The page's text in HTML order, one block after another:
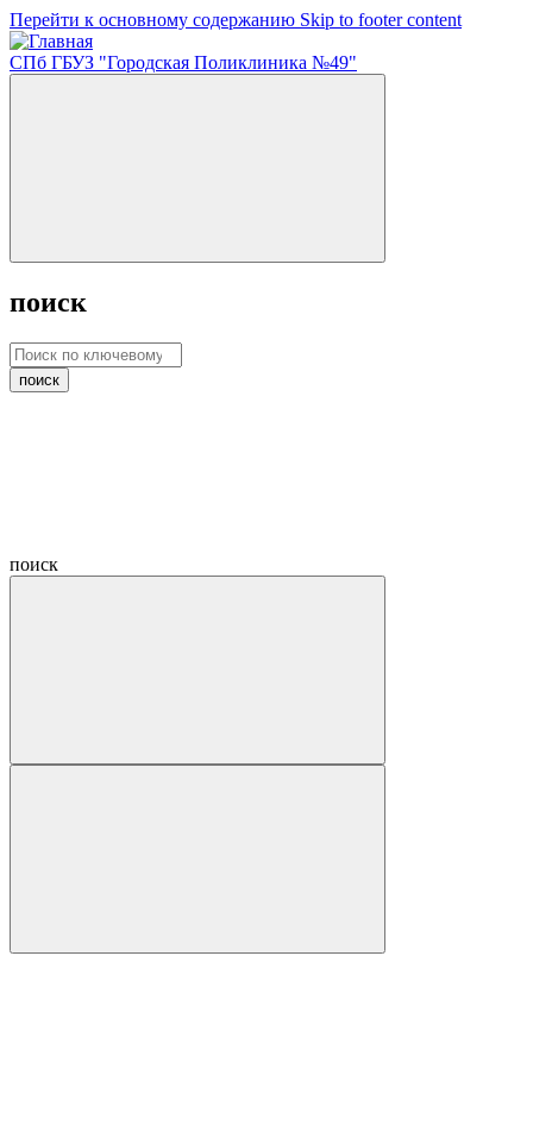
Перейти к основному содержанию Skip to footer content
СПб ГБУЗ "Городская Поликлиника №49"
поиск
поиск
поиск